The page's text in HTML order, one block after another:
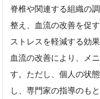
脊椎や関連する組織の
整え、血流の改善を促
ストレスを軽減する効
血流の改善により、メ
す。ただし、個人の状
し、専門家の指導のも